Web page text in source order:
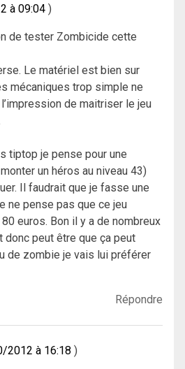
à 09:04
de tester Zombicide cette
Le matériel est bien sur
mécaniques trop simple ne
de maitriser le jeu
tiptop je pense pour une
un héros au niveau 43)
Il faudrait que je fasse une
ne pense pas que ce jeu
euros. Bon il y a de nombreux
donc peut être que ça peut
de zombie je vais lui préférer
Répondre
2012 à 16:18